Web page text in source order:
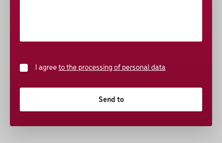
I agree to the processing of personal data
Send to